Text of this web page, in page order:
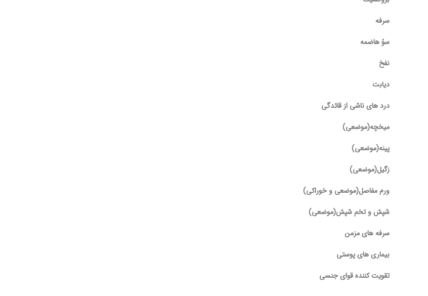
سرفه
سوُ هاضمه
نفخ
دیابت
درد های ناشی از قائدگی
میخچه(موضعی)
پینه(موضعی)
زگیل(موضعی)
ورم مفاصل(موضعی و خوراکی)
شپش و تخم شپش(موضعی)
سرفه های مزمن
بیماری های پوستی
تقویت کننده قوای جنسی